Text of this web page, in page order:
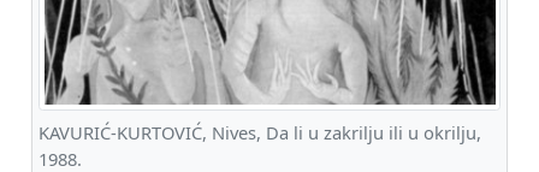
KAVURIĆ-KURTOVIĆ, Nives, Da li u zakrilju ili u okrilju,
1988.